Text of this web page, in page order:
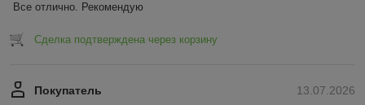
Все отлично. Рекомендую
Сделка подтверждена через корзину
13.07.2026
Покупатель